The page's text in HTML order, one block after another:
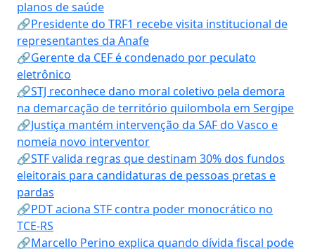
planos de saúde
🔗Presidente do TRF1 recebe visita institucional de
representantes da Anafe
🔗Gerente da CEF é condenado por peculato
eletrônico
🔗STJ reconhece dano moral coletivo pela demora
na demarcação de território quilombola em Sergipe
🔗Justiça mantém intervenção da SAF do Vasco e
nomeia novo interventor
🔗STF valida regras que destinam 30% dos fundos
eleitorais para candidaturas de pessoas pretas e
pardas
🔗PDT aciona STF contra poder monocrático no
TCE-RS
🔗Marcello Perino explica quando dívida fiscal pode